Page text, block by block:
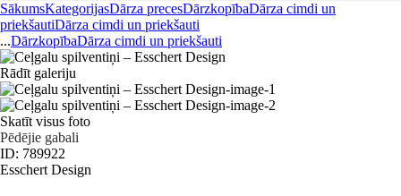
SākumsKategorijasDārza precesDārzkopībaDārza cimdi un
priekšautiDārza cimdi un priekšauti
...DārzkopībaDārza cimdi un priekšauti
Rādīt galeriju
Skatīt visus foto
Pēdējie gabali
ID: 789922
Esschert Design